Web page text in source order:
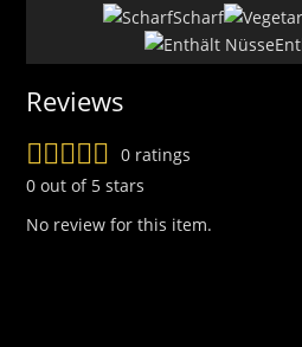
Scharf
Reviews
0 ratings
0 out of 5 stars
No review for this item.